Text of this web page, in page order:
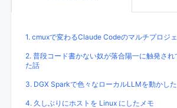
1. cmuxで変わるClaude Codeのマルチプロジ
2. 普段コード書かない奴が落合陽一に触発さ
た話
3. DGX Sparkで色々なローカルLLMを動かし
4. 久しぶりにホストを Linux にしたメモ